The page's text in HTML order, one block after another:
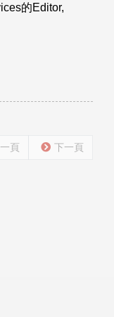
的Editor,
一頁 下一頁